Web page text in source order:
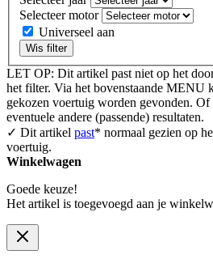
Selecteer motor
Universeel aan
Wis filter
LET OP: Dit artikel past niet op het
het filter. Via het bovenstaande MENU
gekozen voertuig worden gevonden.
eventuele andere (passende) resultaten.
✓ Dit artikel past* normaal gezien op
voertuig.
Winkelwagen
Goede keuze!
Het artikel is toegevoegd aan je